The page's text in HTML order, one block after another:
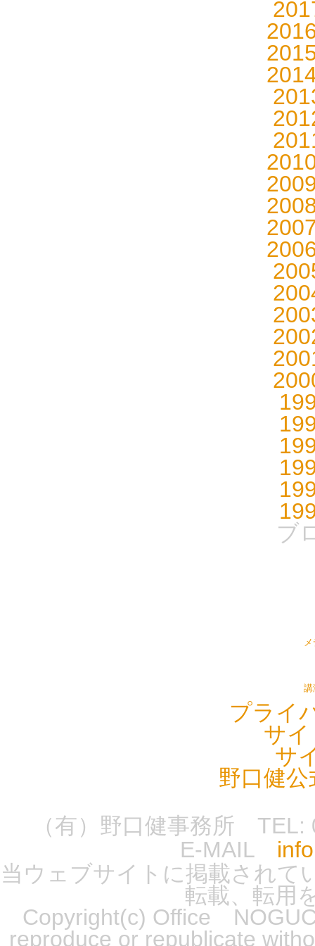
ブ
講
プライ
サ
サ
野口健
（有）野口健事務所 TEL:
E-MAIL
当ウェブサイトに掲載されて
転載、転用
Copyright(c) Office
reproduce or republicate